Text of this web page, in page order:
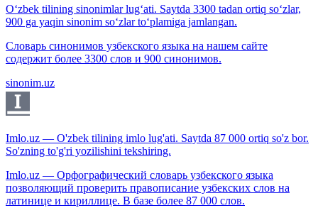
O‘zbek tilining sinonimlar lug‘ati. Saytda 3300 tadan ortiq so‘zlar,
900 ga yaqin sinonim so‘zlar to‘plamiga jamlangan.
Словарь синонимов узбекского языка на нашем сайте
содержит более 3300 слов и 900 синонимов.
sinonim.uz
Imlo.uz — O'zbek tilining imlo lug'ati. Saytda 87 000 ortiq so'z bor.
So'zning to'g'ri yozilishini tekshiring.
Imlo.uz — Орфографический словарь узбекского языка
позволяющий проверить правописание узбекских слов на
латинице и кириллице. В базе более 87 000 слов.